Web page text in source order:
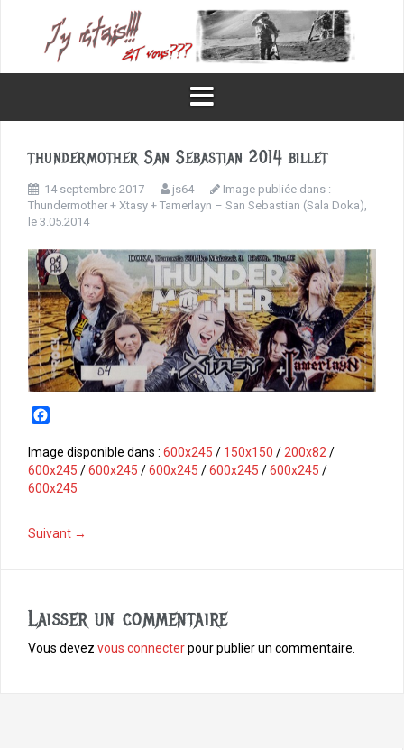
thundermother San Sebastian 2014 billet
14 septembre 2017 js64
Image publiée dans :
Thundermother + Xtasy + Tamerlayn – San Sebastian (Sala Doka),
le 3.05.2014
c
e
b
k
Image disponible dans : 600x245 / 150x150 / 200x82 /
600x245 /600x245 /600x245 /600x245 /600x245 /
600x245
Suivant →
Laisser un commentaire
Vous devez vous connecterpour publier un commentaire.